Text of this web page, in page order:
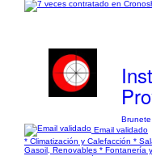
Email validado
* Climatización y Calefacción *
Gasoil, Renovables * Fontanería